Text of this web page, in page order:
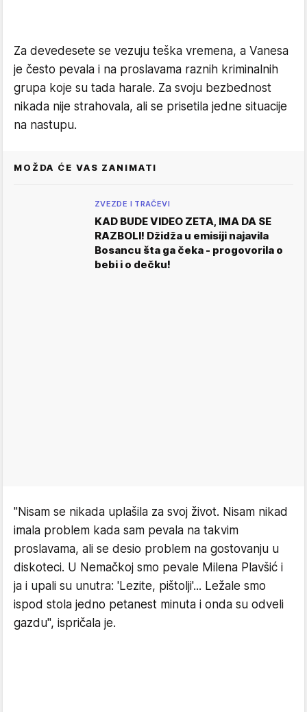
Za devedesete se vezuju teška vremena, a Vanesa
je često pevala i na proslavama raznih kriminalnih
grupa koje su tada harale. Za svoju bezbednost
nikada nije strahovala, ali se prisetila jedne situacije
na nastupu.
MOŽDA ĆE VAS ZANIMATI
ZVEZDE I TRAČEVI
KAD BUDE VIDEO ZETA, IMA DA SE
RAZBOLI! Džidža u emisiji najavila
Bosancu šta ga čeka - progovorila o
bebi i o dečku!
"Nisam se nikada uplašila za svoj život. Nisam nikad
imala problem kada sam pevala na takvim
proslavama, ali se desio problem na gostovanju u
diskoteci. U Nemačkoj smo pevale Milena Plavšić i
ja i upali su unutra: 'Lezite, pištolji'... Ležale smo
ispod stola jedno petanest minuta i onda su odveli
gazdu", ispričala je.